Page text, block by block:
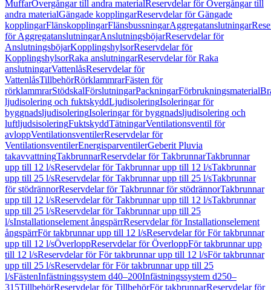
MuffarÖvergångar till andra materialReservdelar för Övergångar till
andra materialGängade kopplingarReservdelar för Gängade
kopplingarFlänskopplingarFlänsbussningarAggregatanslutningar
för AggregatanslutningarAnslutningsböjarReservdelar för
AnslutningsböjarKopplingshylsorReservdelar för
KopplingshylsorRaka anslutningarReservdelar för Raka
anslutningarVattenlåsReservdelar för
VattenlåsTillbehörRörklammrarFästen för
rörklammrarStödskalFörslutningarPackningarFörbrukningsmaterial
ljudisolering och fuktskyddLjudisoleringIsoleringar för
byggnadsljudisoleringIsoleringar för byggnadsljudisolering och
luftljudsisoleringFuktskyddTätningarVentilationsventil för
avloppVentilationsventilerReservdelar för
VentilationsventilerEnergisparventilerGeberit Pluvia
takavvattningTakbrunnarReservdelar för TakbrunnarTakbrunnar
upp till 12 l/sReservdelar för Takbrunnar upp till 12 l/sTakbrunnar
upp till 25 l/sReservdelar för Takbrunnar upp till 25 l/sTakbrunnar
för stödrännorReservdelar för Takbrunnar för stödrännorTakbrunnar
upp till 12 l/sReservdelar för Takbrunnar upp till 12 l/sTakbrunnar
upp till 25 l/sReservdelar för Takbrunnar upp till 25
l/sInstallationselement ångspärrReservdelar för Installationselement
ångspärrFör takbrunnar upp till 12 l/sReservdelar för För takbrunnar
upp till 12 l/sÖverloppReservdelar för ÖverloppFör takbrunnar upp
till 12 l/sReservdelar för För takbrunnar upp till 12 l/sFör takbrunnar
upp till 25 l/sReservdelar för För takbrunnar upp till 25
l/sFästenInfästningssystem d40–200Infästningssystem d250–
315TillbehörReservdelar för TillbehörFör takbrunnarReservdelar för